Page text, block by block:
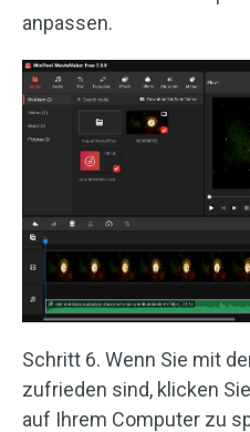
anpassen.
Schritt 6. Wenn Sie mit
zufrieden sind, klicken
auf Ihrem Computer zu